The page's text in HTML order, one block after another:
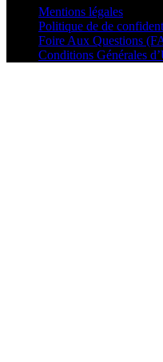
Mentions légales
Politique de de
Foire Aux Questions
Conditions Générales